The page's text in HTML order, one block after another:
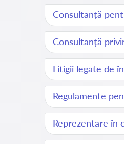
Consultanță
Consultanță
Litigii legate de
Regulamente
Reprezentare în